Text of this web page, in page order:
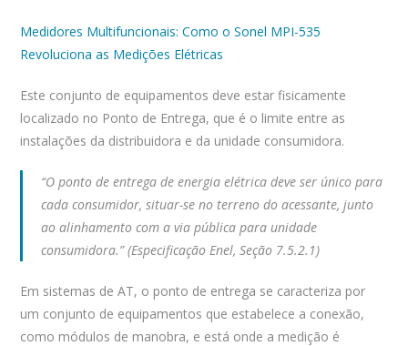
Medidores Multifuncionais: Como o Sonel MPI-535
Revoluciona as Medições Elétricas
Este conjunto de equipamentos deve estar fisicamente
localizado no Ponto de Entrega, que é o limite entre as
instalações da distribuidora e da unidade consumidora.
“O ponto de entrega de energia elétrica deve ser único para
cada consumidor, situar-se no terreno do acessante, junto
ao alinhamento com a via pública para unidade
consumidora.” (Especificação Enel, Seção 7.5.2.1)
Em sistemas de AT, o ponto de entrega se caracteriza por
um conjunto de equipamentos que estabelece a conexão,
como módulos de manobra, e está onde a medição é